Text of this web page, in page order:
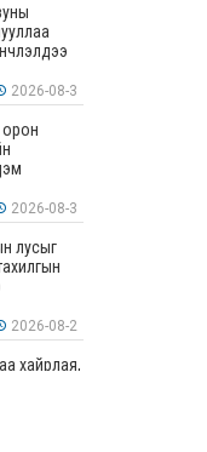
2026-08-3
2026-08-3
лусыг
2026-08-2
хайрлая,